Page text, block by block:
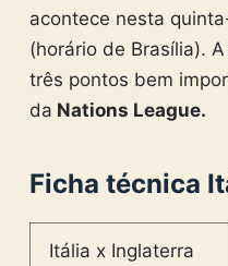
acontece nesta
(horário de Brasília).
três pontos bem
da Nations League.
Ficha técnica
Itália x Inglaterra